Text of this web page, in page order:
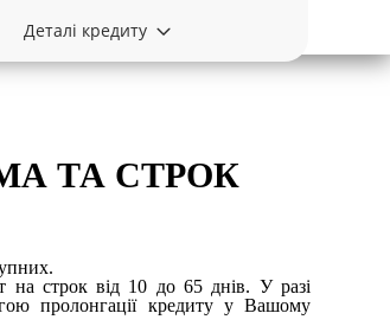
Деталі кредиту
ТА СТРОК
на строк від 10 до 65 днів. У разі
пролонгації кредиту у Вашому